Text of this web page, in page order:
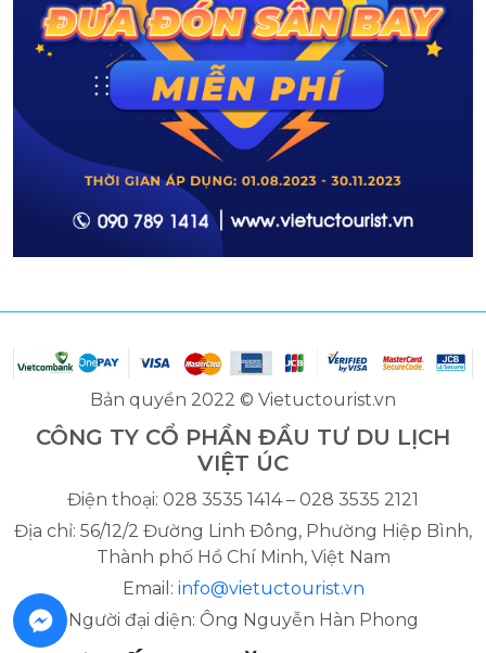
Bản quyền 2022 © Vietuctourist.vn
CÔNG TY CỔ PHẦN ĐẦU TƯ DU LỊCH
VIỆT ÚC
Điện thoại: 028 3535 1414 – 028 3535 2121
Địa chỉ: 56/12/2 Đường Linh Đông, Phường Hiệp Bình,
Thành phố Hồ Chí Minh, Việt Nam
Email: info@vietuctourist.vn
Người đại diện: Ông Nguyễn Hàn Phong